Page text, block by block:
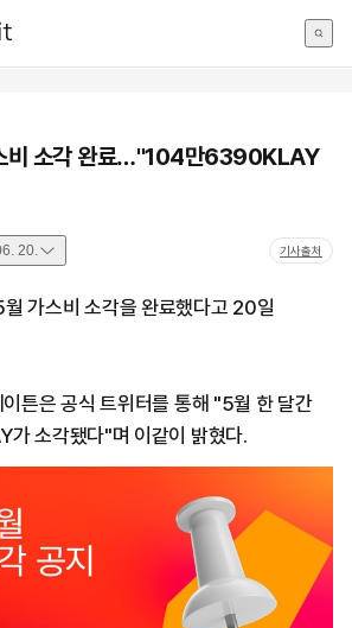
비 소각 완료…"104만6390KLAY
20. 기사출처
가스비 소각을 완료했다고 20일
튼은 공식 트위터를 통해 "5월 한 달간
소각됐다"며 이같이 밝혔다.